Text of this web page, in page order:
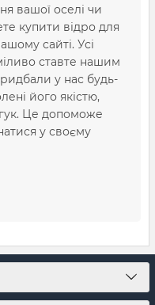
вашої оселі чи
купити відро для
сайті. Усі
ставте нашим
у нас будь-
його якістю,
Це допоможе
у своєму